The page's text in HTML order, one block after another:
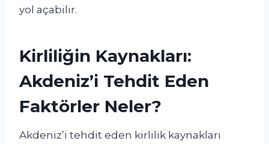
yol açabilir.
Kirliliğin Kaynakları:
Akdeniz’i Tehdit Eden
Faktörler Neler?
Akdeniz’i tehdit eden kirlilik kaynakları